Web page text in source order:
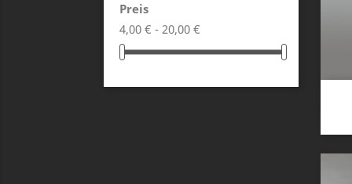
Preis
4,00 € - 20,00 €